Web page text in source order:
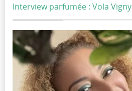
Interview parfumée : Vola Vigny